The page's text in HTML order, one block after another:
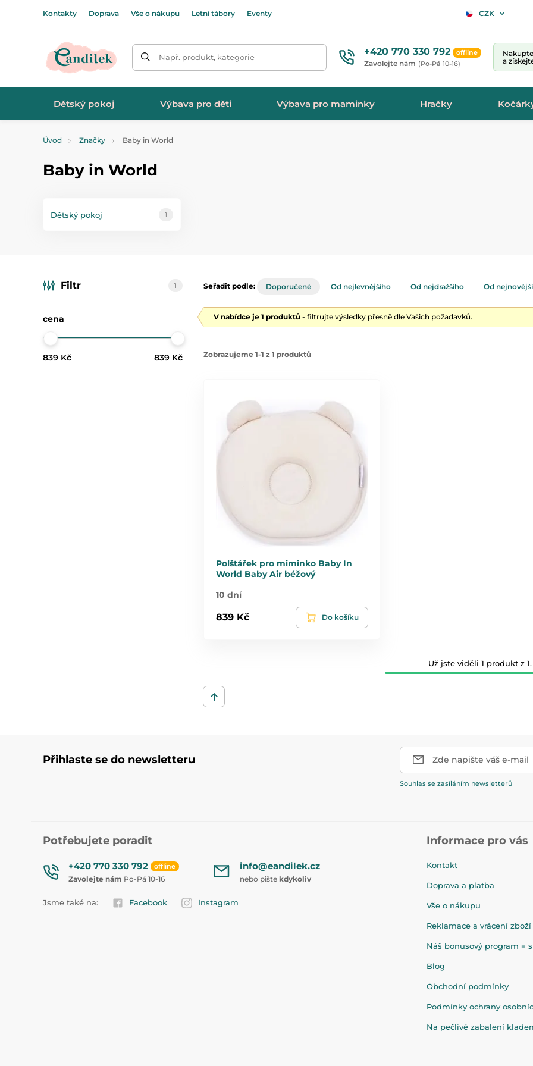
Kontakty Doprava Vše o nákupu Letní tábory Eventy CZK
Např. produkt, kategorie +420 770 330 792 offline
Zavolejte nám (Po-Pá 10-16)
a
Dětský pokoj Výbava pro děti Výbava pro maminky Hračky
Úvod Značky Baby in World
Baby in World
Dětský pokoj 1
Filtr 1
cena
839 Kč 839 Kč
Seřadit podle: Doporučené Od nejlevnějšího Od nejdražšího Od
V nabídce je 1 produktů - filtrujte výsledky přesně dle Vašich požadavků.
Zobrazujeme 1-1 z 1 produktů
Polštářek pro miminko Baby In
World Baby Air béžový
10 dní
839 Kč Do košíku
Už jste viděli 1 produkt z 1.
Přihlaste se do newsletteru Zde napište váš e-mail
Souhlas se zasíláním newsletterů
Potřebujete poradit
+420 770 330 792 offline
Zavolejte nám Po-Pá 10-16
info@eandilek.cz
nebo pište kdykoliv
Jsme také na: Facebook Instagram
Informace pro vás
Kontakt
Doprava a platba
Vše o nákupu
Reklamace a vrácení zboží
Náš bonusový program =
Blog
Obchodní podmínky
Podmínky ochrany
Na pečlivé zabalení